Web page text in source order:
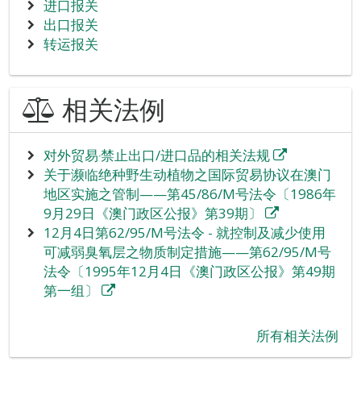
进口报关
出口报关
转运报关
相关法例
对外贸易‧禁止出口/进口品的相关法规
关于濒临绝种野生动植物之国际贸易协议在澳门
地区实施之管制——第45/86/M号法令〔1986年
9月29日《澳门政区公报》第39期〕
12月4日第62/95/M号法令 - 就控制及减少使用
可减弱臭氧层之物质制定措施——第62/95/M号
法令〔1995年12月4日《澳门政区公报》第49期
第一组〕
所有相关法例